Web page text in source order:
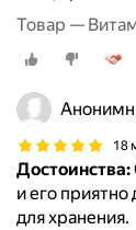
Товар —
18
Достоинства:
и его
для хранения.